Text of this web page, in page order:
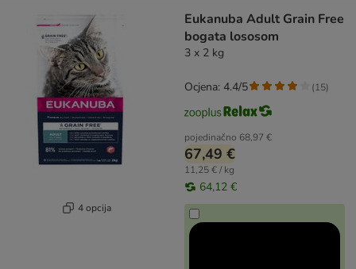
4 opcija
Eukanuba Adult Grain Free
bogata lososom
3 x 2 kg
pojedinačno 68,97 €
67,49 €
11,25 € / kg
64,12 €
Ocjena: 4.4/5 (15)